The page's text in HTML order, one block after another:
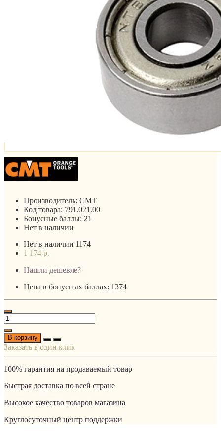
Производитель: CMT
Код товара: 791.021.00
Бонусные баллы: 21
Нет в наличии
Нет в наличии 1174
1 174 р.
Нашли дешевле?
Цена в бонусных баллах: 1374
В корзину
Заказать в один клик
100% гарантия на продаваемый товар
Быстрая доставка по всей стране
Высокое качество товаров магазина
Круглосуточный центр поддержки